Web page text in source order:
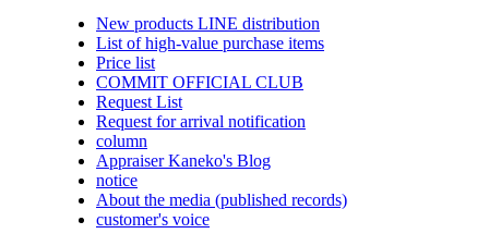
New products LINE distribution
List of high-value purchase items
Price list
COMMIT OFFICIAL CLUB
Request List
Request for arrival notification
column
Appraiser Kaneko's Blog
notice
About the media (published records)
customer's voice